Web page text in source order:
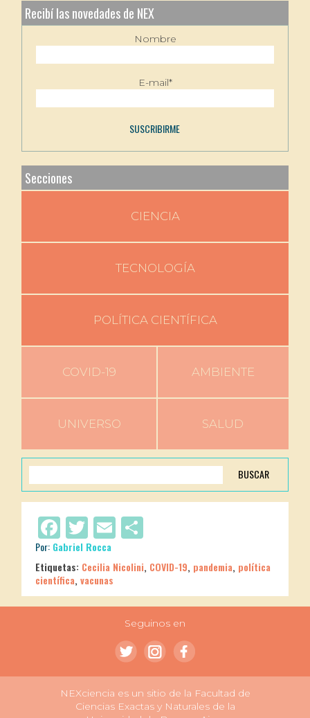
Recibí las novedades de NEX
Nombre
E-mail*
Secciones
CIENCIA
TECNOLOGÍA
POLÍTICA CIENTÍFICA
COVID-19 AMBIENTE
UNIVERSO SALUD
BUSCAR
Facebook
Twitter
Email
Por: Gabriel Rocca
Etiquetas: Cecilia Nicolini, COVID-19, pandemia, política
científica,vacunas
Seguinos en
NEXciencia es un sitio de la Facultad de
Ciencias Exactas y Naturales de la